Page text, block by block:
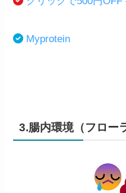
Myprotein
3.腸内環境（フロー